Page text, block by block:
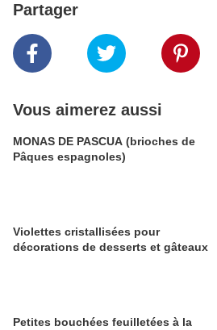
Partager
Vous aimerez aussi
MONAS DE PASCUA (brioches de
Pâques espagnoles)
Violettes cristallisées pour
décorations de desserts et gâteaux
Petites bouchées feuilletées à la